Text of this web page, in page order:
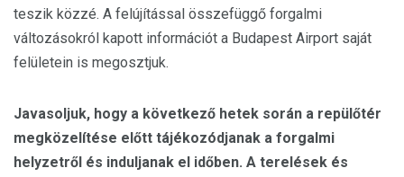
teszik közzé. A felújítással összefüggő forgalmi
változásokról kapott információt a Budapest Airport saját
felületein is megosztjuk.
Javasoljuk, hogy a következő hetek során a repülőtér
megközelítése előtt tájékozódjanak a forgalmi
helyzetről és induljanak el időben. A terelések és